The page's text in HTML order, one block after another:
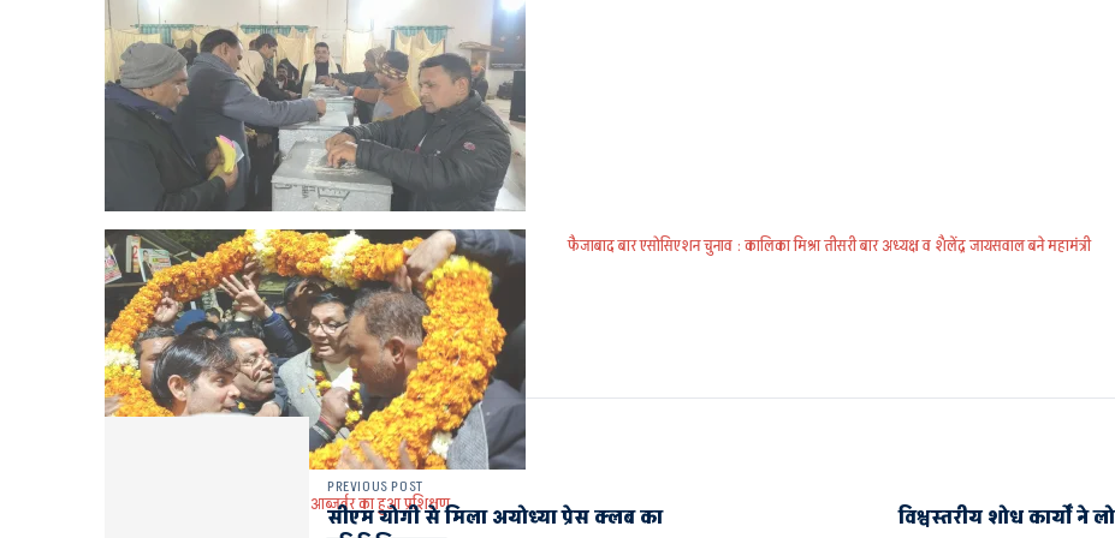
फैजाबाद बार एसोसिएशन चुनाव : कालिका मिश्रा तीसरी बार अध्यक्ष व शैलेंद्र जायसवाल बने महामंत्री
मतगणना पर्यवेक्षक, सहायक व माइक्रो आब्जर्वर का हुआ प्रशिक्षण
PREVIOUS POST
सीएम योगी से मिला अयोध्या प्रेस क्लब का
विश्वस्तरीय शोध कार्यों ने